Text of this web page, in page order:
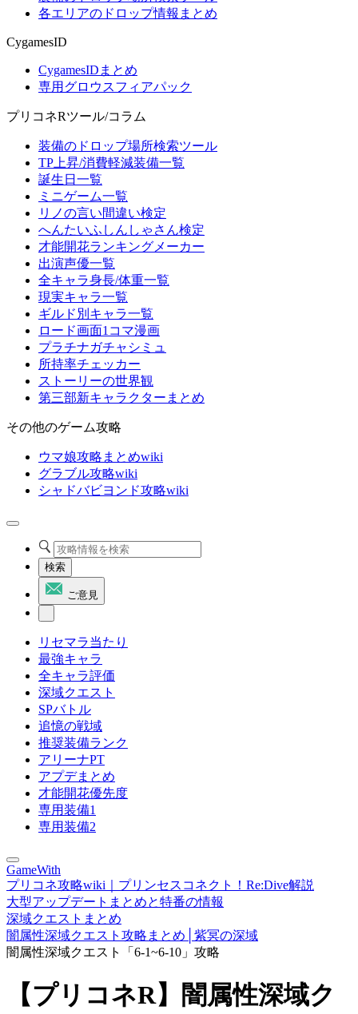
各エリアのドロップ情報まとめ
CygamesID
CygamesIDまとめ
専用グロウスフィアパック
プリコネRツール/コラム
装備のドロップ場所検索ツール
TP上昇/消費軽減装備一覧
誕生日一覧
ミニゲーム一覧
リノの言い間違い検定
へんたいふしんしゃさん検定
才能開花ランキングメーカー
出演声優一覧
全キャラ身長/体重一覧
現実キャラ一覧
ギルド別キャラ一覧
ロード画面1コマ漫画
プラチナガチャシミュ
所持率チェッカー
ストーリーの世界観
第三部新キャラクターまとめ
その他のゲーム攻略
ウマ娘攻略まとめwiki
グラブル攻略wiki
シャドバビヨンド攻略wiki
検索
ご意見
リセマラ当たり
最強キャラ
全キャラ評価
深域クエスト
SPバトル
追憶の戦域
推奨装備ランク
アリーナPT
アプデまとめ
才能開花優先度
専用装備1
専用装備2
GameWith
プリコネ攻略wiki｜プリンセスコネクト！Re:Dive解説
大型アップデートまとめと特番の情報
深域クエストまとめ
闇属性深域クエスト攻略まとめ│紫冥の深域
闇属性深域クエスト「6-1~6-10」攻略
【プリコネR】闇属性深域ク